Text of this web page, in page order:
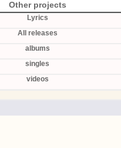
Other projects
Lyrics
All releases
albums
singles
videos